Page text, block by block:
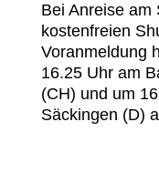
Bei Anreise am
kostenfreien
Voranmeldung
16.25 Uhr am
(CH) und um
Säckingen (D)